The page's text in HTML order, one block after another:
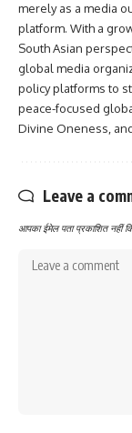
merely as a media
platform. With a
South Asian
global media
policy platforms to
peace-focused
Divine Oneness,
Leave a
आपका ईमेल पता प्रकाशित नहीं